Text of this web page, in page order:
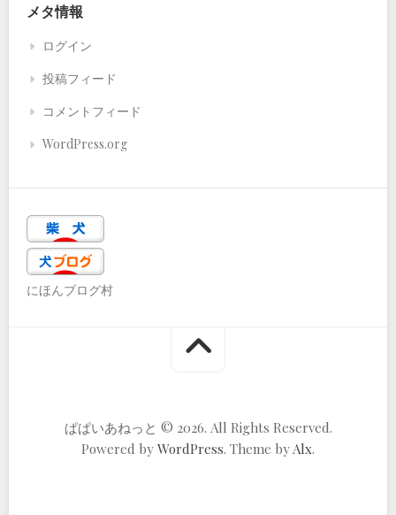
メタ情報
ログイン
投稿フィード
コメントフィード
WordPress.org
にほんブログ村
ぱぱいあねっと © 2026. All Rights Reserved.
Powered by WordPress. Theme byAlx.